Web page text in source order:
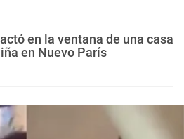
en la ventana de una casa
en Nuevo París